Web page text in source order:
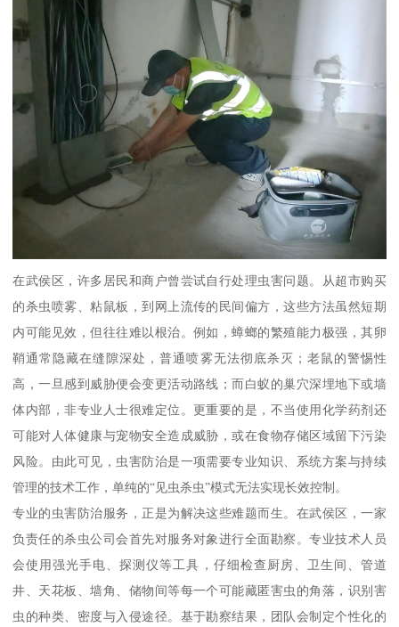
在武侯区，许多居民和商户曾尝试自行处理虫害问题。从超市购买
的杀虫喷雾、粘鼠板，到网上流传的民间偏方，这些方法虽然短期
内可能见效，但往往难以根治。例如，蟑螂的繁殖能力极强，其卵
鞘通常隐藏在缝隙深处，普通喷雾无法彻底杀灭；老鼠的警惕性
高，一旦感到威胁便会变更活动路线；而白蚁的巢穴深埋地下或墙
体内部，非专业人士很难定位。更重要的是，不当使用化学药剂还
可能对人体健康与宠物安全造成威胁，或在食物存储区域留下污染
风险。由此可见，虫害防治是一项需要专业知识、系统方案与持续
管理的技术工作，单纯的“见虫杀虫”模式无法实现长效控制。
专业的虫害防治服务，正是为解决这些难题而生。在武侯区，一家
负责任的杀虫公司会首先对服务对象进行全面勘察。专业技术人员
会使用强光手电、探测仪等工具，仔细检查厨房、卫生间、管道
井、天花板、墙角、储物间等每一个可能藏匿害虫的角落，识别害
虫的种类、密度与入侵途径。基于勘察结果，团队会制定个性化的